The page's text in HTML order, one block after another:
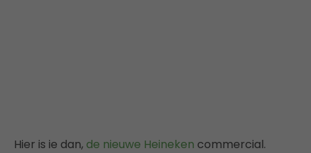
Hier is ie dan, de nieuwe Heineken commercial.